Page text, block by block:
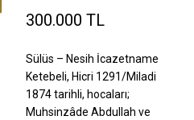
300.000 TL
Sülüs – Nesih İcazetname
Ketebeli, Hicri 1291/Miladi
1874 tarihli, hocaları;
Muhsinzâde Abdullah ve